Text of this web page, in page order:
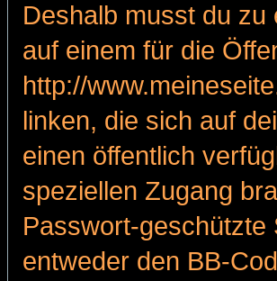
Deshalb musst du
auf einem für die
http://
linken, die sich auf
einen öffentlich
speziellen Zugang
Passwort-geschützte
entweder den BB-